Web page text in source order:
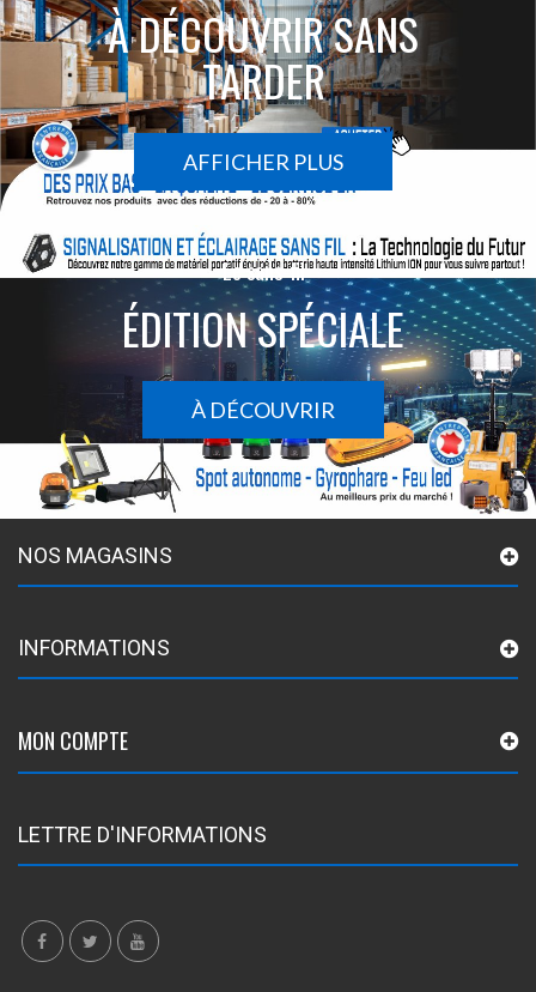
À DÉCOUVRIR SANS
TARDER
AFFICHER PLUS
Le sans-fil
ÉDITION SPÉCIALE
À DÉCOUVRIR
NOS MAGASINS
INFORMATIONS
MON COMPTE
LETTRE D'INFORMATIONS